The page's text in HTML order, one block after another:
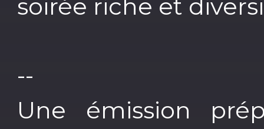
soirée riche et
--
Une émission